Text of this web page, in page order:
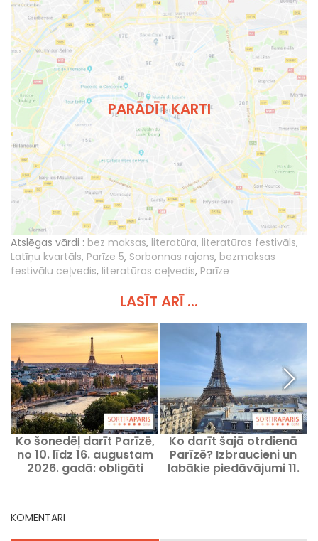
PARĀDĪT KARTI
Atslēgas vārdi : bez maksas, literatūra, literatūras festivāls,
Latīņu kvartāls, Parīze 5, Sorbonnas rajons, bezmaksas
festivālu ceļvedis, literatūras ceļvedis, Parīze
LASĪT ARĪ ...
Ko šonedēļ darīt Parīzē,
no 10. līdz 16. augustam
2026. gadā: obligāti
Ko darīt šajā otrdienā
Parīzē? Izbraucieni un
labākie piedāvājumi 11.
KOMENTĀRI